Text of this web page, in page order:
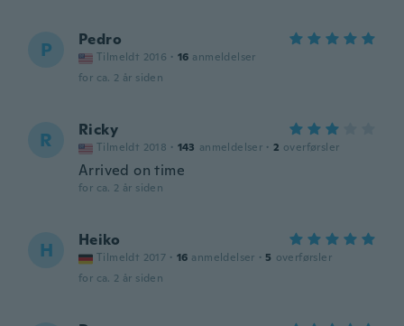
P Pedro
Tilmeldt 2016 · 16 anmeldelser
for ca. 2 år siden
R Ricky
Tilmeldt 2018 · 143 anmeldelser · 2 overførsler
Arrived on time
for ca. 2 år siden
H Heiko
Tilmeldt 2017 · 16 anmeldelser · 5 overførsler
for ca. 2 år siden